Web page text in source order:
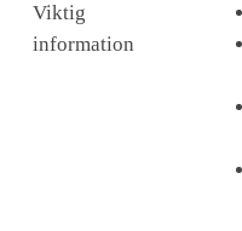
Viktig
information